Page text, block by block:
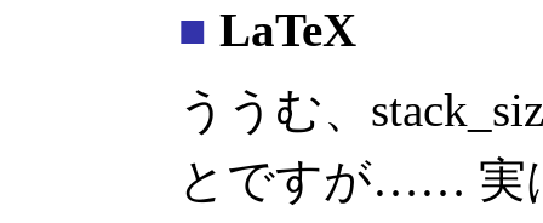
■ LaTeX
ううむ、
とですが…… 実